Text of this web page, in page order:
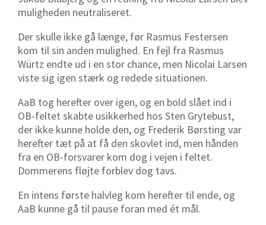
muligheden neutraliseret.
Der skulle ikke gå længe, før Rasmus Festersen
kom til sin anden mulighed. En fejl fra Rasmus
Würtz endte ud i en stor chance, men Nicolai Larsen
viste sig igen stærk og redede situationen.
AaB tog herefter over igen, og en bold slået ind i
OB-feltet skabte usikkerhed hos Sten Grytebust,
der ikke kunne holde den, og Frederik Børsting var
herefter tæt på at få den skovlet ind, men hånden
fra en OB-forsvarer kom dog i vejen i feltet.
Dommerens fløjte forblev dog tavs.
En intens første halvleg kom herefter til ende, og
AaB kunne gå til pause foran med ét mål.